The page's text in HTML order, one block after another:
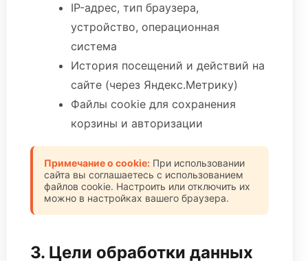
IP-адрес, тип браузера,
устройство, операционная
система
История посещений и действий на
сайте (через Яндекс.Метрику)
Файлы cookie для сохранения
корзины и авторизации
Примечание о cookie: При использовании
сайта вы соглашаетесь с использованием
файлов cookie. Настроить или отключить их
можно в настройках вашего браузера.
3. Цели обработки данных